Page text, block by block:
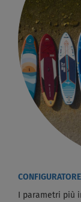
I parametri più